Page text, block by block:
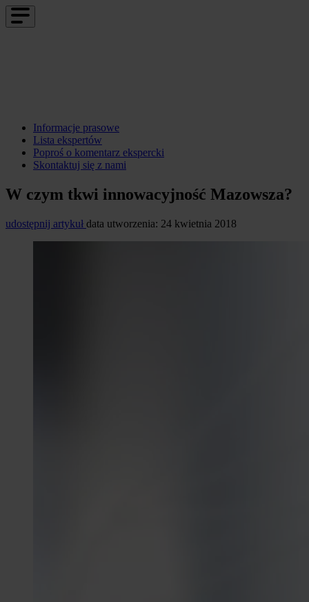
Informacje prasowe
Lista ekspertów
Poproś o komentarz ekspercki
Skontaktuj się z nami
W czym tkwi innowacyjność Mazowsza?
udostępnij artykuł data utworzenia: 24 kwietnia 2018